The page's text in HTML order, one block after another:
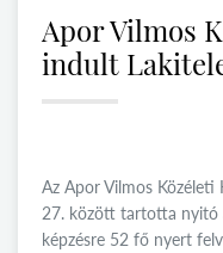
Apor Vilmos
indult
Az Apor Vilmos
27. között tartotta nyitó
képzésre 52 fő nyert